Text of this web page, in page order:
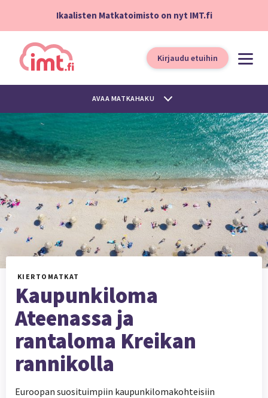
Ikaalisten Matkatoimisto on nyt IMT.fi
Kirjaudu etuihin
AVAA MATKAHAKU
KIERTOMATKAT
Kaupunkiloma
Ateenassa ja
rantaloma Kreikan
rannikolla
Euroopan suosituimpiin kaupunkilomakohteisiin